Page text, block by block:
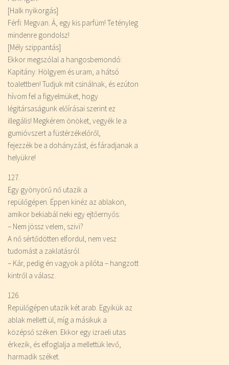
[Halk nyikorgás]
Férfi: Megvan. Á, egy kis parfüm! Te tényleg
mindenre gondolsz!
[Mély szippantás]
Ekkor megszólal a hangosbemondó:
Kapitány: Hölgyem és uram, a hátsó
toalettben! Tudjuk mit csinálnak, és ezúton
hívom fel a figyelmüket, hogy
légitársaságunk előírásai szerint ez
illegális! Megkérem önöket, vegyék le a
gumióvszert a füstérzékelőről,
fejezzék be a dohányzást, és fáradjanak a
helyükre!
127.
Egy gyönyörű nő utazik a
repülőgépen. Éppen kinéz az ablakon,
amikor bekiabál neki egy ejtőernyős:
– Nem jössz velem, szivi?
A nő sértődötten elfordul, nem vesz
tudomást a zaklatásról.
– Kár, pedig én vagyok a pilóta – hangzott
kintről a válasz.
126.
Repülőgépen utazik két arab. Egyikük az
ablak mellett ül, míg a másikuk a
középső széken. Ekkor egy izraeli utas
érkezik, és elfoglalja a mellettük levő,
harmadik széket.